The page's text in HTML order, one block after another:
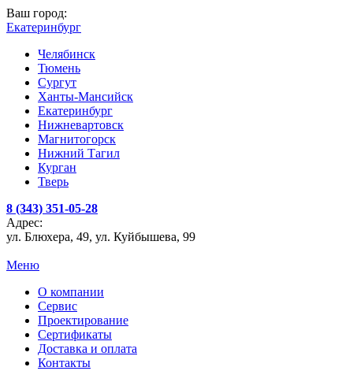
Ваш город:
Екатеринбург
Челябинск
Тюмень
Сургут
Ханты-Мансийск
Екатеринбург
Нижневартовск
Магнитогорск
Нижний Тагил
Курган
Тверь
8 (343) 351-05-28
Адрес:
ул. Блюхера, 49, ул. Куйбышева, 99
Меню
О компании
Сервис
Проектирование
Сертификаты
Доставка и оплата
Контакты